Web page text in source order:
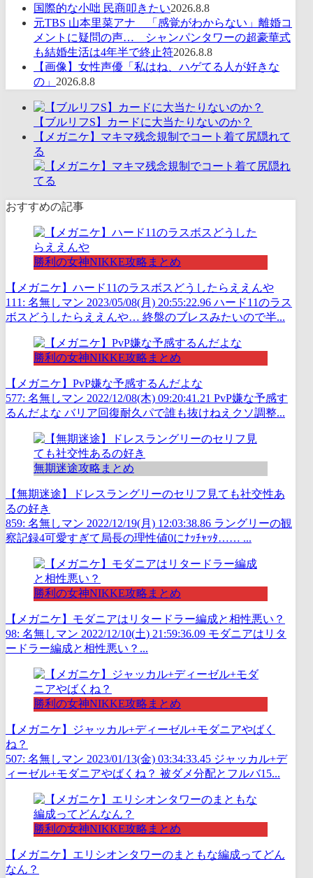
国際的な小咄 民商叩きたい2026.8.8
元TBS 山本里菜アナ 「感覚がわからない」離婚コ
メントに疑問の声… シャンパンタワーの超豪華式
も結婚生活は4年半で終止符2026.8.8
【画像】女性声優「私はね、ハゲてる人が好きな
の」 2026.8.8
【ブルリフS】カードに大当たりないのか？
【メガニケ】マキマ残念規制でコート着て尻隠れて
る
おすすめの記事
勝利の女神NIKKE攻略まとめ
【メガニケ】ハード11のラスボスどうしたらええんや
111: 名無しマン 2023/05/08(月) 20:55:22.96 ハード11のラス
ボスどうしたらええんや… 終盤のブレスみたいので半...
勝利の女神NIKKE攻略まとめ
【メガニケ】PvP嫌な予感するんだよな
577: 名無しマン 2022/12/08(木) 09:20:41.21 PvP嫌な予感す
るんだよな バリア回復耐久パで誰も抜けねえクソ調整...
無期迷途攻略まとめ
【無期迷途】ドレスラングリーのセリフ見ても社交性あ
るの好き
859: 名無しマン 2022/12/19(月) 12:03:38.86 ラングリーの観
察記録4可愛すぎて局長の理性値0にﾅｯﾁｬｯﾀ…… ...
勝利の女神NIKKE攻略まとめ
【メガニケ】モダニアはリタードラー編成と相性悪い？
98: 名無しマン 2022/12/10(土) 21:59:36.09 モダニアはリタ
ードラー編成と相性悪い？...
勝利の女神NIKKE攻略まとめ
【メガニケ】ジャッカル+ディーゼル+モダニアやばく
ね？
507: 名無しマン 2023/01/13(金) 03:34:33.45 ジャッカル+デ
ィーゼル+モダニアやばくね？ 被ダメ分配とフルバ15...
勝利の女神NIKKE攻略まとめ
【メガニケ】エリシオンタワーのまともな編成ってどん
なん？